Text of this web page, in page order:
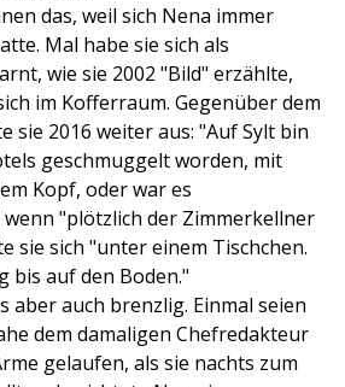
das, weil sich Nena immer
Mal habe sie sich als
wie sie 2002 "Bild" erzählte,
im Kofferraum. Gegenüber dem
sie 2016 weiter aus: "Auf Sylt bin
geschmuggelt worden, mit
Kopf, oder war es
"plötzlich der Zimmerkellner
sie sich "unter einem Tischchen.
bis auf den Boden."
aber auch brenzlig. Einmal seien
dem damaligen Chefredakteur
gelaufen, als sie nachts zum